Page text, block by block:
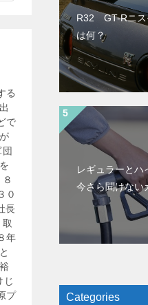
る
で
０
長
年
じ
プ
R32 GT-Rニ
は何？
レギュラーとハ
今さら聞けない
Categories